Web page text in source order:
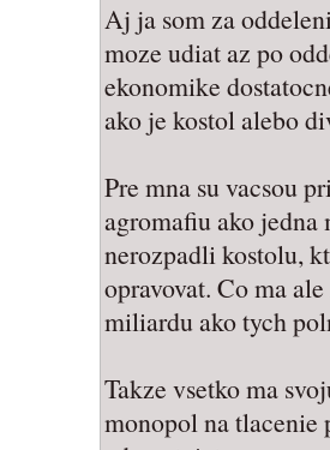
Aj ja som za
moze udiat az po
ekonomike
ako je kostol alebo
Pre mna su vacsou
agromafiu ako jedna
nerozpadli kostolu,
opravovat. Co ma
miliardu ako tych
Takze vsetko ma
monopol na tlacenie